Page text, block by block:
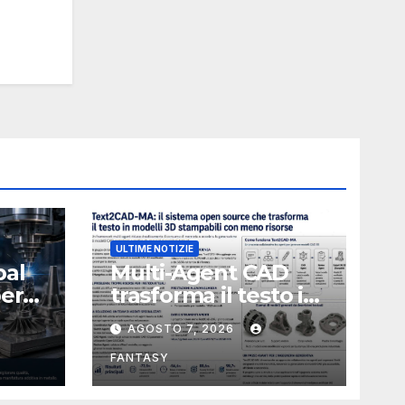
ULTIME NOTIZIE
Multi-Agent CAD
trasforma il testo in
CAD usando 116
volte meno token
AGOSTO 7, 2026
FANTASY